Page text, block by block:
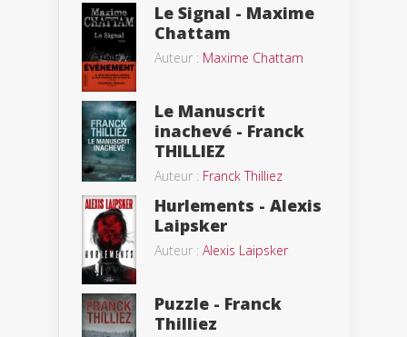
Le Signal - Maxime
Chattam
Auteur : Maxime Chattam
Le Manuscrit
inachevé - Franck
THILLIEZ
Auteur : Franck Thilliez
Hurlements - Alexis
Laipsker
Auteur : Alexis Laipsker
Puzzle - Franck
Thilliez